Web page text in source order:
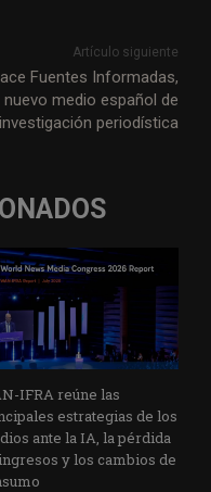
Artículo siguiente
Fuentes Informadas,
nuevo medio español de
investigación periodística
IFRA reúne las
estrategias de los
ante la IA, la pérdida
y los cambios de